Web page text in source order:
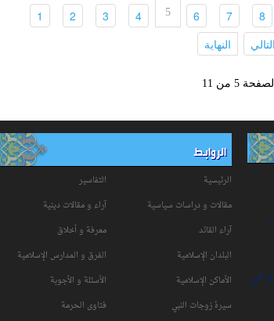
8
(current)
7
(current)
6
(current)
5
4
(current)
3
(current)
2
(current)
1
التالي
النهاية
الصفحة 5 من 11
في
الروابط
الرئيسية
التفاسیر
مقالات و دراسات سياسية
آراء و مقالات دينية
آراء القائد
معرفة و أخلاق
البلدان الإسلامية
الفرق و المدارس الإسلامية
الأماكن الإسلامية
الأسئلة و الأجوبة
سیرۀ زوجات النبي
فتاوی الحرمة